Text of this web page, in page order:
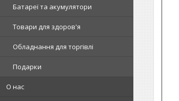
Батареї та акумулятори
Товари для здоров'я
Обладнання для торгівлі
Подарки
О нас